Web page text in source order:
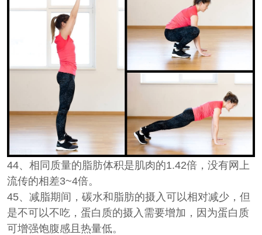
44、相同质量的脂肪体积是肌肉的1.42倍，没有网上
流传的相差3~4倍。
45、减脂期间，碳水和脂肪的摄入可以相对减少，但
是不可以不吃，蛋白质的摄入需要增加，因为蛋白质
可增强饱腹感且热量低。